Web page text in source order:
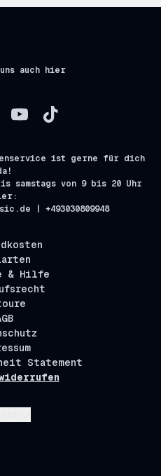
auch hier
ist gerne für dich
samstags von 9 bis 20 Uhr
| +493030809948
& Hilfe
Statement